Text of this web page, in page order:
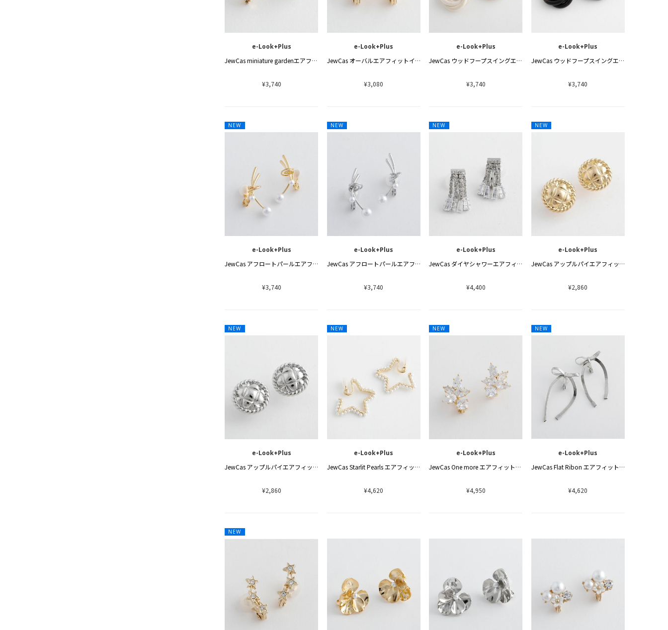
e-Look+Plus
JewCas miniature gardenエアフィットイヤリング[JC4870]
¥3,740
e-Look+Plus
JewCas オーバルエアフィットイヤリング[JC4868]
¥3,080
e-Look+Plus
JewCas ウッドフープスイングエアフィットイヤリング[JC4867]
¥3,740
e-Look+Plus
JewCas ウッドフープスイングエアフィットイヤリング[JC4867]
¥3,740
NEW
e-Look+Plus
JewCas アフロートパールエアフィットイヤリング[JC4863]
¥3,740
NEW
e-Look+Plus
JewCas アフロートパールエアフィットイヤリング[JC4863]
¥3,740
NEW
e-Look+Plus
JewCas ダイヤシャワーエアフィットイヤリング[JC4856]
¥4,400
NEW
e-Look+Plus
JewCas アップルパイエアフィットイヤリング[JC4853]
¥2,860
NEW
e-Look+Plus
JewCas アップルパイエアフィットイヤリング[JC4853]
¥2,860
NEW
e-Look+Plus
JewCas Starlit Pearls エアフィットイヤリング[JC4837]
¥4,620
NEW
e-Look+Plus
JewCas One more エアフィットイヤリング [JC4720]
¥4,950
NEW
e-Look+Plus
JewCas Flat Ribon エアフィットイヤリング [JC4717]
¥4,620
NEW